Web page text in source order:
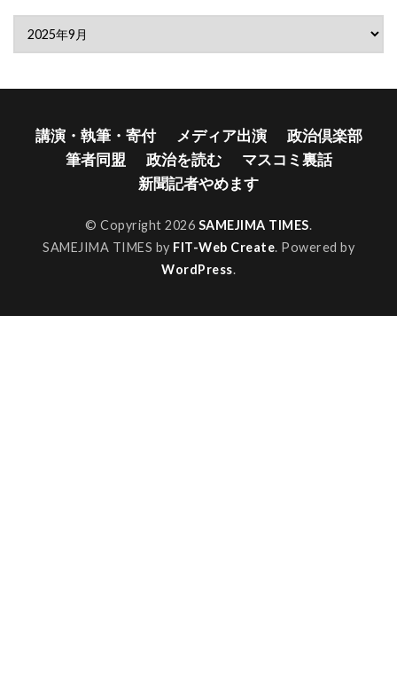
講演・執筆・寄付 メディア出演
政治倶楽部
筆者同盟
政治を読む
マスコミ裏話
新聞記者やめます
© Copyright 2026 SAMEJIMA TIMES.
SAMEJIMA TIMES by FIT-Web Create. Powered by
WordPress.